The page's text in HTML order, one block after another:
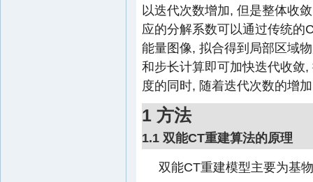
以迭代次数增加, 但是整体收
应的分解系数可以通过传统的
能量图像, 拟合得到局部区域
和步长计算即可加快迭代收敛
度的同时, 随着迭代次数的增
1 方法
1.1 双能CT重建算法的原理
双能CT重建模型主要为基